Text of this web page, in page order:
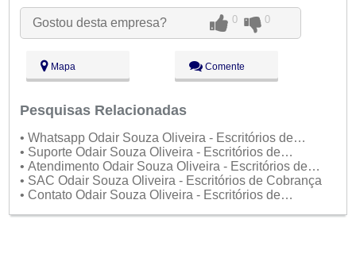
Ter:
09:00 - 18:00
Qua:
09:00 - 18:00
Sex:
Abertoagora
Sáb:
Fechado
Dom:
Fechado
Gostou desta empresa? 0 0
Mapa Comente
Pesquisas Relacionadas
• Whatsapp Odair Souza Oliveira - Escritórios de
Cobrança
• Suporte Odair Souza Oliveira - Escritórios de
Cobrança
• Atendimento Odair Souza Oliveira - Escritórios de
Cobrança
• SAC Odair Souza Oliveira - Escritórios de Cobrança
• Contato Odair Souza Oliveira - Escritórios de